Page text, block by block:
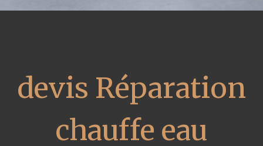
devis Réparation
chauffe eau